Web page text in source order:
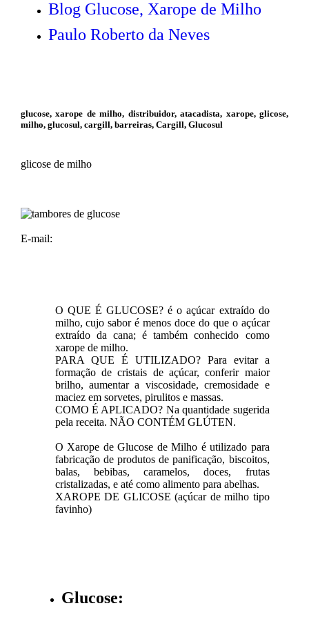
Blog Glucose, Xarope de Milho
Paulo Roberto da Neves
glucose, xarope de milho, distribuidor, atacadista, xarope, glicose,
milho, glucosul, cargill, barreiras, Cargill, Glucosul
glicose de milho
E-mail:
O QUE É GLUCOSE? é o açúcar extraído do
milho, cujo sabor é menos doce do que o açúcar
extraído da cana; é também conhecido como
xarope de milho.
PARA QUE É UTILIZADO? Para evitar a
formação de cristais de açúcar, conferir maior
brilho, aumentar a viscosidade, cremosidade e
maciez em sorvetes, pirulitos e massas.
COMO É APLICADO? Na quantidade sugerida
pela receita. NÃO CONTÉM GLÚTEN.
O Xarope de Glucose de Milho é utilizado para
fabricação de produtos de panificação, biscoitos,
balas, bebibas, caramelos, doces, frutas
cristalizadas, e até como alimento para abelhas.
XAROPE DE GLICOSE (açúcar de milho tipo
favinho)
Glucose: